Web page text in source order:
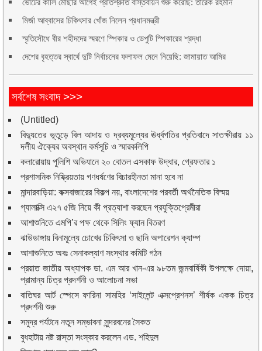
মির্জা আব্বাসের চিকিৎসার খোঁজ নিলেন প্রধানমন্ত্রী
স্মৃতিসৌধে বীর শহীদদের স্মরণে স্পিকার ও ডেপুটি স্পিকারের শ্রদ্ধা
দেশের বৃহত্তর স্বার্থে দুটি নির্বাচনের ফলাফল মেনে নিয়েছি: জামায়াত আমির
সর্বশেষ সংবাদ >>>
(Untitled)
বিদ্যুতের ভূতুড়ে বিল আদায় ও দ্রব্যমূল্যের ঊর্ধ্বগতির প্রতিবাদে সাতক্ষীরায় ১১
দলীয় ঐক্যের অবস্থান কর্মসূচি ও স্মারকলিপি
কলারোয়ায় পুলিশি অভিযানে ২০ বোতল এসকাফ উদ্ধার, গ্রেফতার ১
প্রশাসনিক নিষ্ক্রিয়তায় গণধর্ষণের বিচারহীনতা মানা হবে না
মান্দারবাড়িয়া: কক্সবাজারের বিকল্প নয়, বাংলাদেশের পরবর্তী অর্থনৈতিক বিস্ময়
গ্যালাক্সি এ২৭ ৫জি নিয়ে কী প্রত্যাশা করছেন প্রযুক্তিপ্রেমীরা
আশাশুনিতে এমপি’র পক্ষ থেকে সিলিং ফ্যান বিতরণ
ঝাউডাঙ্গায় বিনামূল্যে চোখের চিকিৎসা ও ছানি অপারেশন ক্যাম্প
আশাশুনিতে অবঃ সেনাকল্যাণ সংস্থার কমিটি গঠন
প্রয়াত জাতীয় অধ্যাপক ডা. এম আর খান-এর ৯৮তম জন্মবার্ষিকী উপলক্ষে দোয়া,
প্রামান্য চিত্র প্রদর্শনী ও আলোচনা সভা
বাতিঘর আর্ট স্পেসে ফারিনা সামহির ‘সাইলেন্ট এক্সপ্রেশনস’ শীর্ষক একক চিত্র
প্রদর্শনী শুরু
সমুদ্র পর্যটনে নতুন সম্ভাবনা সুন্দরবনের সৈকত
বুধহাটায় নষ্ট রাস্তা সংস্কার করলেন এড. শহিদুল